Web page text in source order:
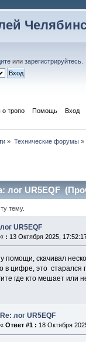
или зарегистрируйтесь
тропо Помощь Вход
» Технические форумы»
лог UR5EQF
тему.
лог UR5EQF
« : 13 Октября 2025,
помощи, скачивал
в цифре, это старался
где кто мешает или
Re: лог UR5EQF
« Ответ #1 : 18 Октября